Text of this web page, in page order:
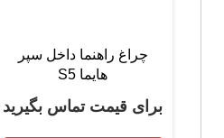
چراغ راهنما داخل سپر
هایما S5
برای قیمت تماس بگیرید